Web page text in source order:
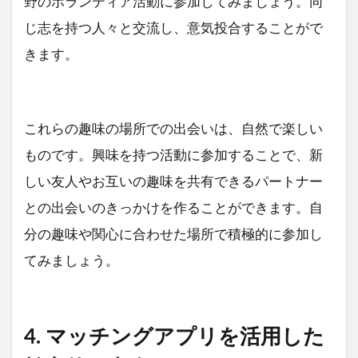
じ志を持つ人々と交流し、意気投合することがで
きます。
これらの趣味の場所での出会いは、自然で楽しい
ものです。興味を持つ活動に参加することで、新
しい友人やお互いの趣味を共有できるパートナー
との出会いのきっかけを作ることができます。自
分の趣味や関心に合わせた場所で積極的に参加し
てみましょう。
4. マッチングアプリを活用した